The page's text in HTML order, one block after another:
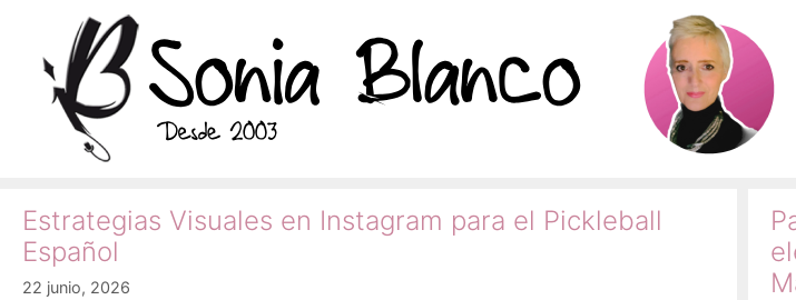
contenido
Estrategias Visuales en Instagram para el Pickleball
Español
22 junio, 2026